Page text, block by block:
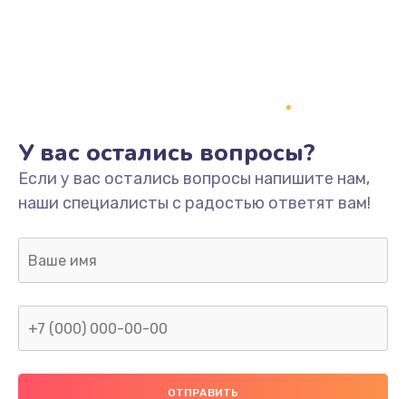
У вас остались вопросы?
Если у вас остались вопросы напишите нам,
наши специалисты с радостью ответят вам!